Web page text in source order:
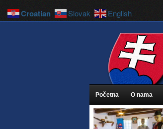
Početna O nama
Croatian Slovak English